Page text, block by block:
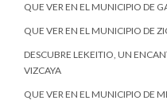
QUE VER EN EL MUNICIPIO DE
QUE VER EN EL MUNICIPIO DE
DESCUBRE LEKEITIO, UN
VIZCAYA
QUE VER EN EL MUNICIPIO DE